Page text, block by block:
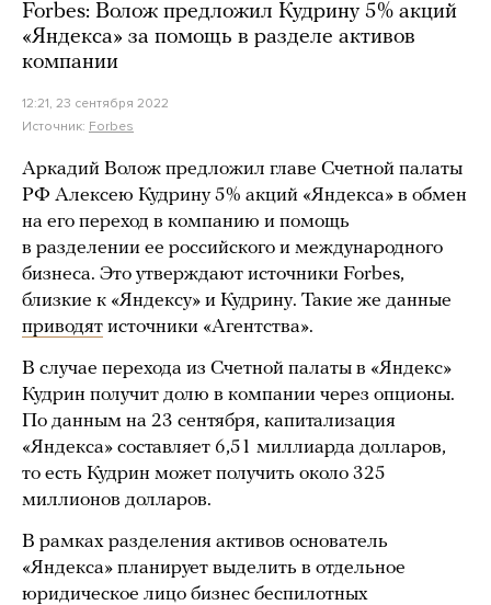
Forbes: Волож предложил Кудрину 5% акций
«Яндекса» за помощь в разделе активов
компании
12:21, 23 сентября 2022
Источник: Forbes
Аркадий Волож предложил главе Счетной палаты
РФ Алексею Кудрину 5% акций «Яндекса» в обмен
на его переход в компанию и помощь
в разделении ее российского и международного
бизнеса. Это утверждают источники Forbes,
близкие к «Яндексу» и Кудрину. Такие же данные
приводят источники «Агентства».
В случае перехода из Счетной палаты в «Яндекс»
Кудрин получит долю в компании через опционы.
По данным на 23 сентября, капитализация
«Яндекса» составляет 6,51 миллиарда долларов,
то есть Кудрин может получить около 325
миллионов долларов.
В рамках разделения активов основатель
«Яндекса» планирует выделить в отдельное
юридическое лицо бизнес беспилотных